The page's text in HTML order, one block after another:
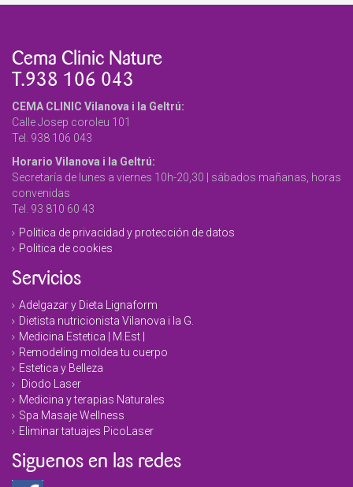
Cema Clinic Nature
T.938 106 043
CEMA CLINIC Vilanova i la Geltrú:
Calle Josep coroleu 101
Tel. 938 106 043
Horario Vilanova i la Geltrú:
Secretaría de lunes a viernes 10h-20,30 | sábados mañanas, horas
convenidas
Tel. 93 810 60 43
Politica de privacidad y protección de datos
Politica de cookies
Servicios
Adelgazar y Dieta Lignaform
Dietista nutricionista Vilanova i la G.
Medicina Estetica | M.Est |
Remodeling moldea tu cuerpo
Estetica y Belleza
Diodo Laser
Medicina y terapias Naturales
Spa Masaje Wellness
Eliminar tatuajes PicoLaser
Siguenos en las redes